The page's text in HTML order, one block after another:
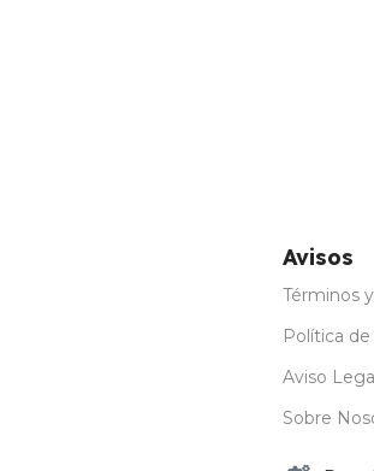
Avisos
Términos
Política
Aviso
Sobre